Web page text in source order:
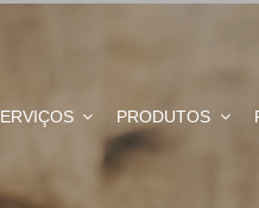
PRODUTOS